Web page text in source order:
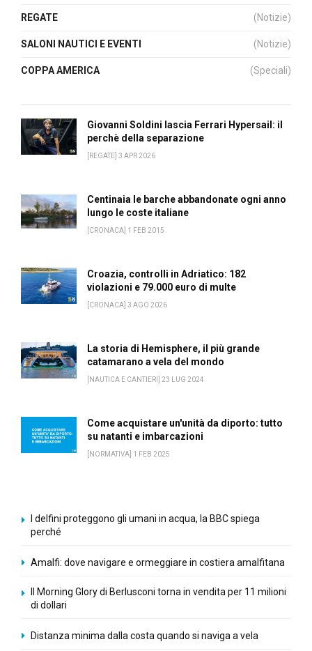
REGATE (Notizie)
SALONI NAUTICI E EVENTI (Notizie)
COPPA AMERICA (Speciali)
Giovanni Soldini lascia Ferrari Hypersail: il
perchè della separazione
[REGATE] 3 APR 2026
Centinaia le barche abbandonate ogni anno
lungo le coste italiane
[CRONACA] 1 FEB 2015
Croazia, controlli in Adriatico: 182
violazioni e 79.000 euro di multe
[CRONACA] 3 AGO 2026
La storia di Hemisphere, il più grande
catamarano a vela del mondo
[NAUTICA E CANTIERI] 23 LUG 2024
Come acquistare un'unità da diporto: tutto
su natanti e imbarcazioni
[NORMATIVA] 1 FEB 2025
I delfini proteggono gli umani in acqua, la BBC spiega
perché
Amalfi: dove navigare e ormeggiare in costiera amalfitana
Il Morning Glory di Berlusconi torna in vendita per 11 milioni
di dollari
Distanza minima dalla costa quando si naviga a vela